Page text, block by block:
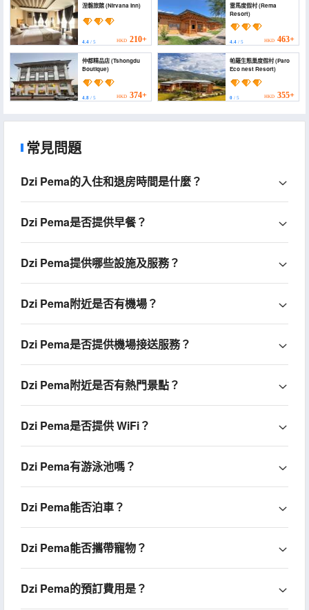
涅磐旅館 (Nirvana Inn)
4.4 / 5 HKD 210+
雷馬度假村 (Rema
Resort)
4.4/ 5 HKD 463+
仲都精品店 (Tshongdu
Boutique)
4.8 / 5 HKD 374+
帕羅生態巢度假村 (Paro
Eco nest Resort)
0/ 5 HKD 355+
常見問題
Dzi Pema的入住和退房時間是什麼？
Dzi Pema是否提供早餐？
Dzi Pema提供哪些設施及服務？
Dzi Pema附近是否有機場？
Dzi Pema是否提供機場接送服務？
Dzi Pema附近是否有熱門景點？
Dzi Pema是否提供 WiFi？
Dzi Pema有游泳池嗎？
Dzi Pema能否泊車？
Dzi Pema能否攜帶寵物？
Dzi Pema的預訂費用是？